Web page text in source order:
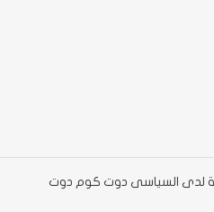
لدى السياسى دوت كوم دوت